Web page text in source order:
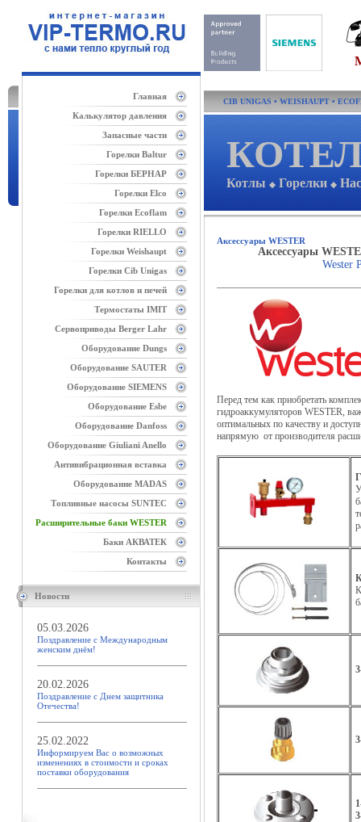
Главная
Калькулятор давления
Запасные части
Горелки Baltur
Горелки БЕРНАР
Горелки Elco
Горелки Ecoflam
Горелки RIELLO
Горелки Weishaupt
Горелки Cib Unigas
Горелки для котлов и печей
Термостаты IMIT
Сервоприводы Berger Lahr
Оборудование Dungs
Оборудование SAUTER
Оборудование SIEMENS
Оборудование Esbe
Оборудование Danfoss
Оборудование Giuliani Anello
Антивибрационная вставка
Оборудование MADAS
Топливные насосы SUNTEC
Расширительные баки WESTER
Баки АКВАТЕК
Контакты
Новости
05.03.2026
Поздравление с Международным
женским днём!
20.02.2026
Поздравление с Днем защитника
Отечества!
25.02.2022
Информируем Вас о возможных
изменениях в стоимости и сроках
поставки оборудования
CIB UNIGAS • WEISHAUPT •
Котлы ◆ Горелки ◆
Аксессуары WESTER
Аксессуары
Wester
Перед тем как приобретать
гидроаккумуляторов WESTER,
оптимальных по качеству и
напрямую от производителя